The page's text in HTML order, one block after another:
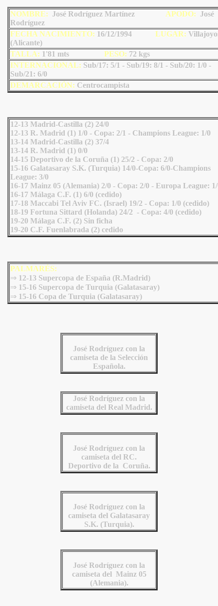
NOMBRE: José Rodríguez Martínez APODO: José
Rodríguez
FECHA NACIMIENTO: 16/12/1994 LUGAR:
(Alicante)
TALLA: 1'81 mts PESO: 72 kgs
INTERNACIONAL: Sub/17: 5/1 - Sub/19: 8/1 - Sub/20: 1/0 -
Sub/21: 6/0
DEMARCACIÓN: Centrocampista
12-13 Madrid-Castilla (2) 24/0
12-13 R. Madrid (1) 1/0 - Copa: 2/1 - Champions League: 1/0
13-14 Madrid-Castilla (2) 37/4
13-14 R. Madrid (1) 0/0
14-15 Deportivo de la Coruña (1) 25/2 - Copa: 2/0
15-16 Galatasaray S.K. (Turquia) 14/0-Copa: 6/0-Champions
League: 3/0
16-17 Mainz 05 (Alemania) 2/0 - Copa: 2/0 - Europa League:
16-17 Málaga C.F. (1) 6/0 (cedido)
17-18 Maccabi Tel Aviv FC. (Israel) 19/2 - Copa: 1/0 (cedido)
18-19 Fortuna Sittard (Holanda) 24/2 - Copa: 4/0 (cedido)
19-20 Málaga C.F. (2) Sin ficha
19-20 C.F. Fuenlabrada (2) cedido
PALMARÉS:
⇒ 12-13 Supercopa de España (R.Madrid)
⇒ 15-16 Supercopa de Turquia (Galatasaray)
⇒ 15-16 Copa de Turquia (Galatasaray)
José Rodríguez con la
camiseta de la Selección
Española.
José Rodríguez con la
camiseta del Real Madrid.
José Rodríguez con la
camiseta del RC.
Deportivo de la Coruña.
José Rodríguez con la
camiseta del Galatasaray
S.K. (Turquia).
José Rodríguez con la
camiseta del Mainz 05
(Alemania).